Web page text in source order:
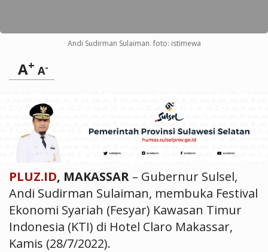
Andi Sudirman Sulaiman. foto: istimewa
A+ A-
PLUZ.ID, MAKASSAR – Gubernur Sulsel,
Andi Sudirman Sulaiman, membuka Festival
Ekonomi Syariah (Fesyar) Kawasan Timur
Indonesia (KTI) di Hotel Claro Makassar,
Kamis (28/7/2022).